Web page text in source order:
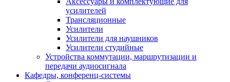
усилителей
Трансляционные
Усилители
Усилители для наушников
Усилители студийные
Устройства коммутации, маршрутизации и
передачи аудиосигнала
Кафедры, конференц-системы